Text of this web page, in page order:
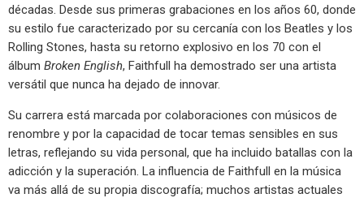
décadas. Desde sus primeras grabaciones en los años 60, donde
su estilo fue caracterizado por su cercanía con los Beatles y los
Rolling Stones, hasta su retorno explosivo en los 70 con el
álbum Broken English, Faithfull ha demostrado ser una artista
versátil que nunca ha dejado de innovar.
Su carrera está marcada por colaboraciones con músicos de
renombre y por la capacidad de tocar temas sensibles en sus
letras, reflejando su vida personal, que ha incluido batallas con la
adicción y la superación. La influencia de Faithfull en la música
va más allá de su propia discografía; muchos artistas actuales